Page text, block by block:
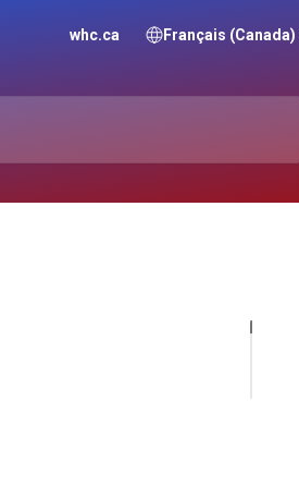
whc.ca Français (Canada)